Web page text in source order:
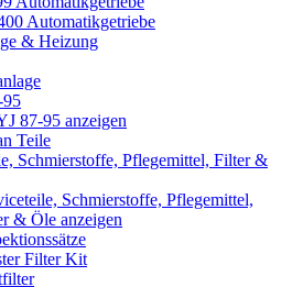
Automatikgetriebe
& Heizung
95
87-95 anzeigen
Teile
Schmierstoffe, Pflegemittel, Filter &
Schmierstoffe, Pflegemittel,
& Öle anzeigen
Filter Kit